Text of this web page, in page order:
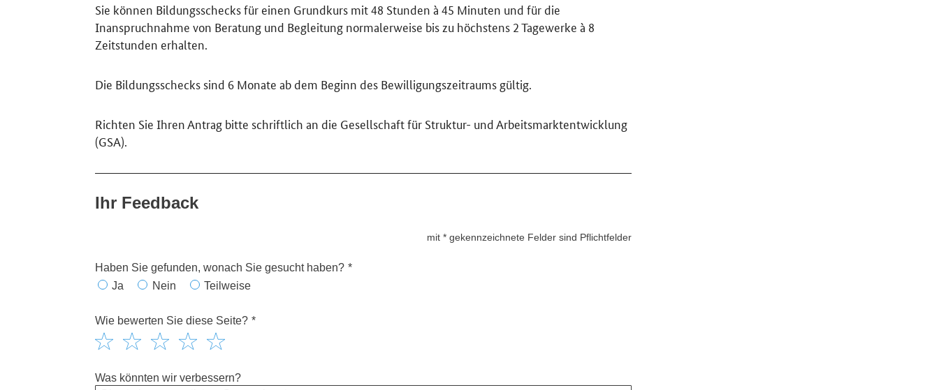
Sie können Bildungsschecks für einen Grundkurs mit 48 Stunden à 45 Minuten und für die
Inanspruchnahme von Beratung und Begleitung normalerweise bis zu höchstens 2 Tagewerke à 8
Zeitstunden erhalten.
Die Bildungsschecks sind 6 Monate ab dem Beginn des Bewilligungszeitraums gültig.
Richten Sie Ihren Antrag bitte schriftlich an die Gesellschaft für Struktur- und Arbeitsmarktentwicklung
(GSA).